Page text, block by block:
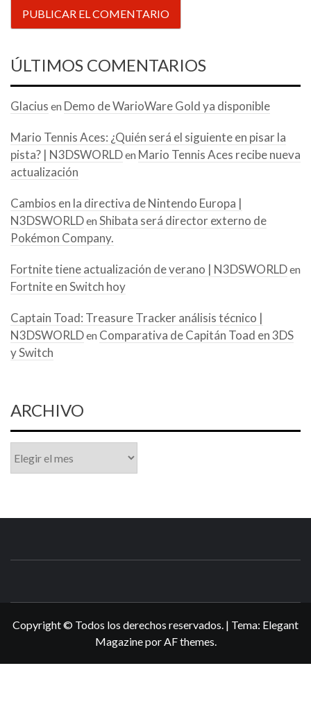
ÚLTIMOS COMENTARIOS
Glacius en Demo de WarioWare Gold ya disponible
Mario Tennis Aces: ¿Quién será el siguiente en pisar la
pista? | N3DSWORLDen Mario Tennis Aces recibe nueva
actualización
Cambios en la directiva de Nintendo Europa |
N3DSWORLDen Shibata será director externo de
Pokémon Company.
Fortnite tiene actualización de verano | N3DSWORLDen
Fortnite en Switch hoy
Captain Toad: Treasure Tracker análisis técnico |
N3DSWORLDen Comparativa de Capitán Toad en 3DS
y Switch
ARCHIVO
Copyright © Todos los derechos reservados. | Tema: Elegant
MagazineporAF themes.